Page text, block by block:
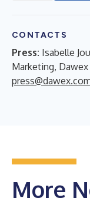
CONTACTS
Press: Isabelle
Marketing, Dawex
More